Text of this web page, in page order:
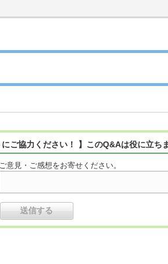
ご協力ください！ 】このQ&Aは役に立ち
ご意見・ご感想をお寄せください。